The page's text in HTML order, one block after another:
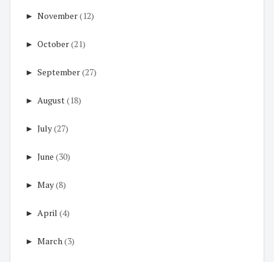
► November(12)
► October(21)
► September(27)
► August(18)
► July(27)
► June (30)
► May(8)
► April (4)
► March (3)